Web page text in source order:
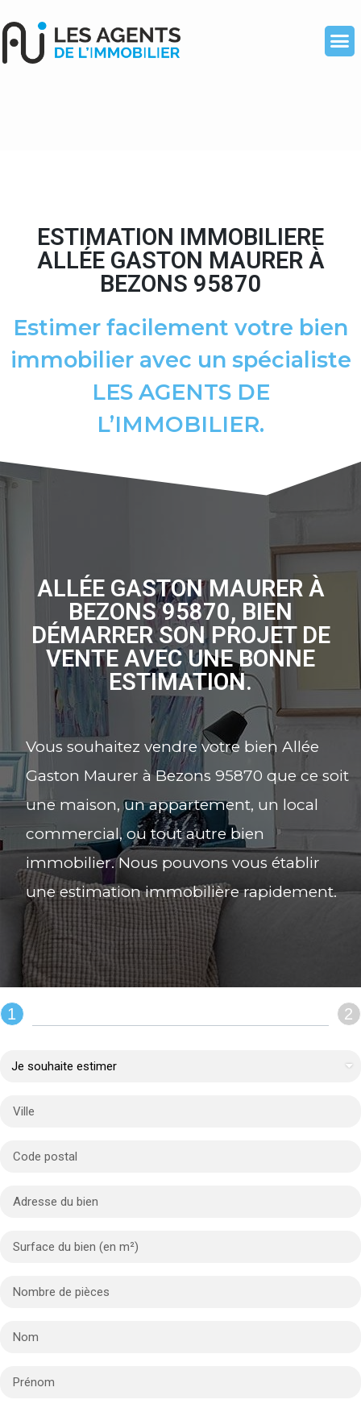
ESTIMATION IMMOBILIERE
ALLÉE GASTON MAURER À
BEZONS 95870
Estimer facilement votre bien
immobilier avec un spécialiste
LES AGENTS DE
L’IMMOBILIER.
ALLÉE GASTON MAURER À
BEZONS 95870, BIEN
DÉMARRER SON PROJET DE
VENTE AVEC UNE BONNE
ESTIMATION.
Vous souhaitez vendre votre bien Allée
Gaston Maurer à Bezons 95870 que ce soit
une maison, un appartement, un local
commercial, ou tout autre bien
immobilier. Nous pouvons vous établir
une estimation immobilière rapidement.
REMPLIR LE FORMULAIRE :
1 2